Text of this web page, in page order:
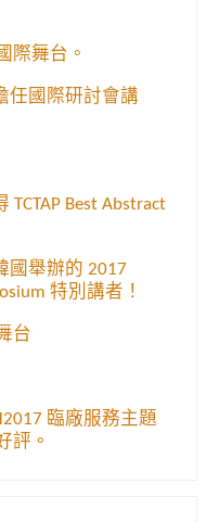
際舞台。
任國際研討會講
Best Abstract
國舉辦的 2017
特別講者！
台
臨廠服務主題
評。